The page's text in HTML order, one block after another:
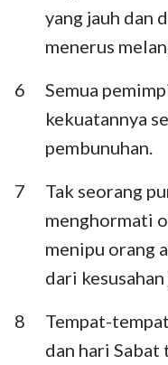
yang jauh dan
menerus
6
Semua
kekuatannya
pembunuhan.
7
Tak seorang
menghormati
menipu orang
dari
8
Tempat-
dan hari Sabat